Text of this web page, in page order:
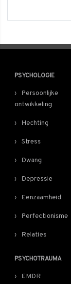
PSYCHOLOGIE
Persoonlijke
ontwikkeling
Hechting
Stress
Dwang
Depressie
Eenzaamheid
Perfectionisme
Relaties
PSYCHOTRAUMA
EMDR